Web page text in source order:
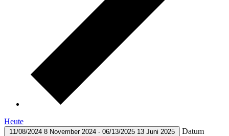
Heute
11/08/2024 8 November 2024 - 06/13/2025 13 Juni 2025 Datum